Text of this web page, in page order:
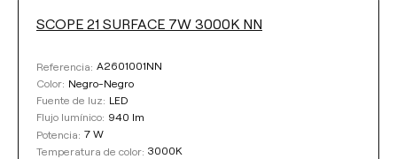
SCOPE 21 SURFACE 7W 3000K NN
Referencia: A2601001NN
Color: Negro-Negro
Fuente de luz: LED
Flujo lumínico: 940 lm
Potencia: 7 W
Temperatura de color: 3000K